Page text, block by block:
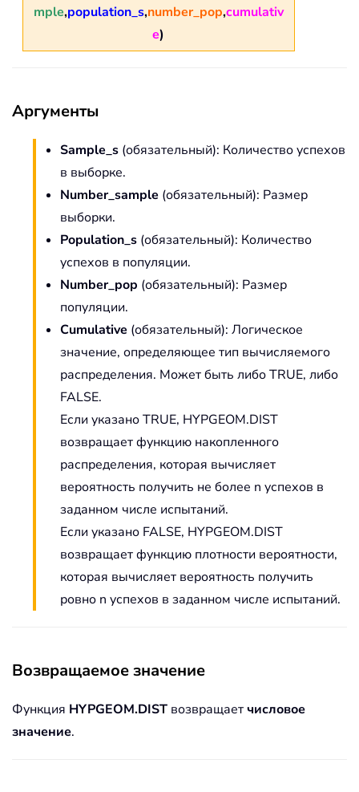
mple,population_s,number_pop,cumulativ
e)
Аргументы
Sample_s (обязательный): Количество успехов
в выборке.
Number_sample (обязательный): Размер
выборки.
Population_s (обязательный): Количество
успехов в популяции.
Number_pop (обязательный): Размер
популяции.
Cumulative (обязательный): Логическое
значение, определяющее тип вычисляемого
распределения. Может быть либо TRUE, либо
FALSE.
Если указано TRUE, HYPGEOM.DIST
возвращает функцию накопленного
распределения, которая вычисляет
вероятность получить не более n успехов в
заданном числе испытаний.
Если указано FALSE, HYPGEOM.DIST
возвращает функцию плотности вероятности,
которая вычисляет вероятность получить
ровно n успехов в заданном числе испытаний.
Возвращаемое значение
Функция HYPGEOM.DIST возвращаетчисловое
значение.